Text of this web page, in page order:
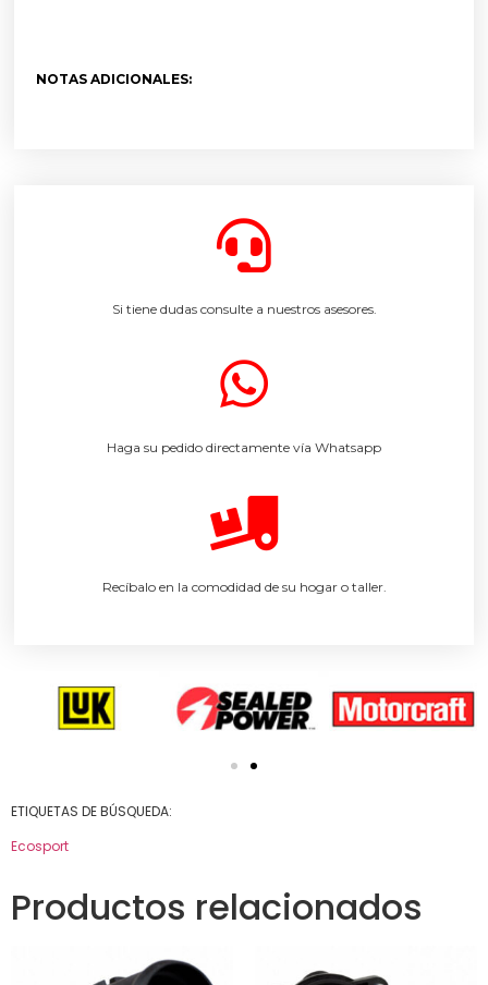
NOTAS ADICIONALES:
Si tiene dudas consulte a nuestros asesores.
Haga su pedido directamente vía Whatsapp
Recíbalo en la comodidad de su hogar o taller.
ETIQUETAS DE BÚSQUEDA:
Ecosport
Productos relacionados